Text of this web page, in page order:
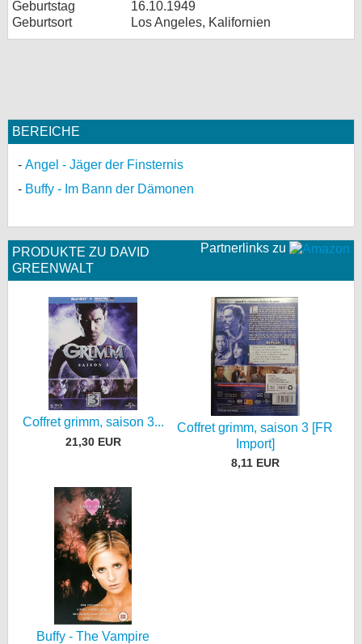
Geburtstag
16.10.1949
Geburtsort
Los Angeles, Kalifornien
BEREICHE
Angel - Jäger der Finsternis
Buffy - Im Bann der Dämonen
Partnerlinks zu
PRODUKTE ZU DAVID
GREENWALT
Coffret grimm, saison 3...
21,30 EUR
Coffret grimm, saison 3 [FR
Import]
8,11 EUR
Buffy - The Vampire